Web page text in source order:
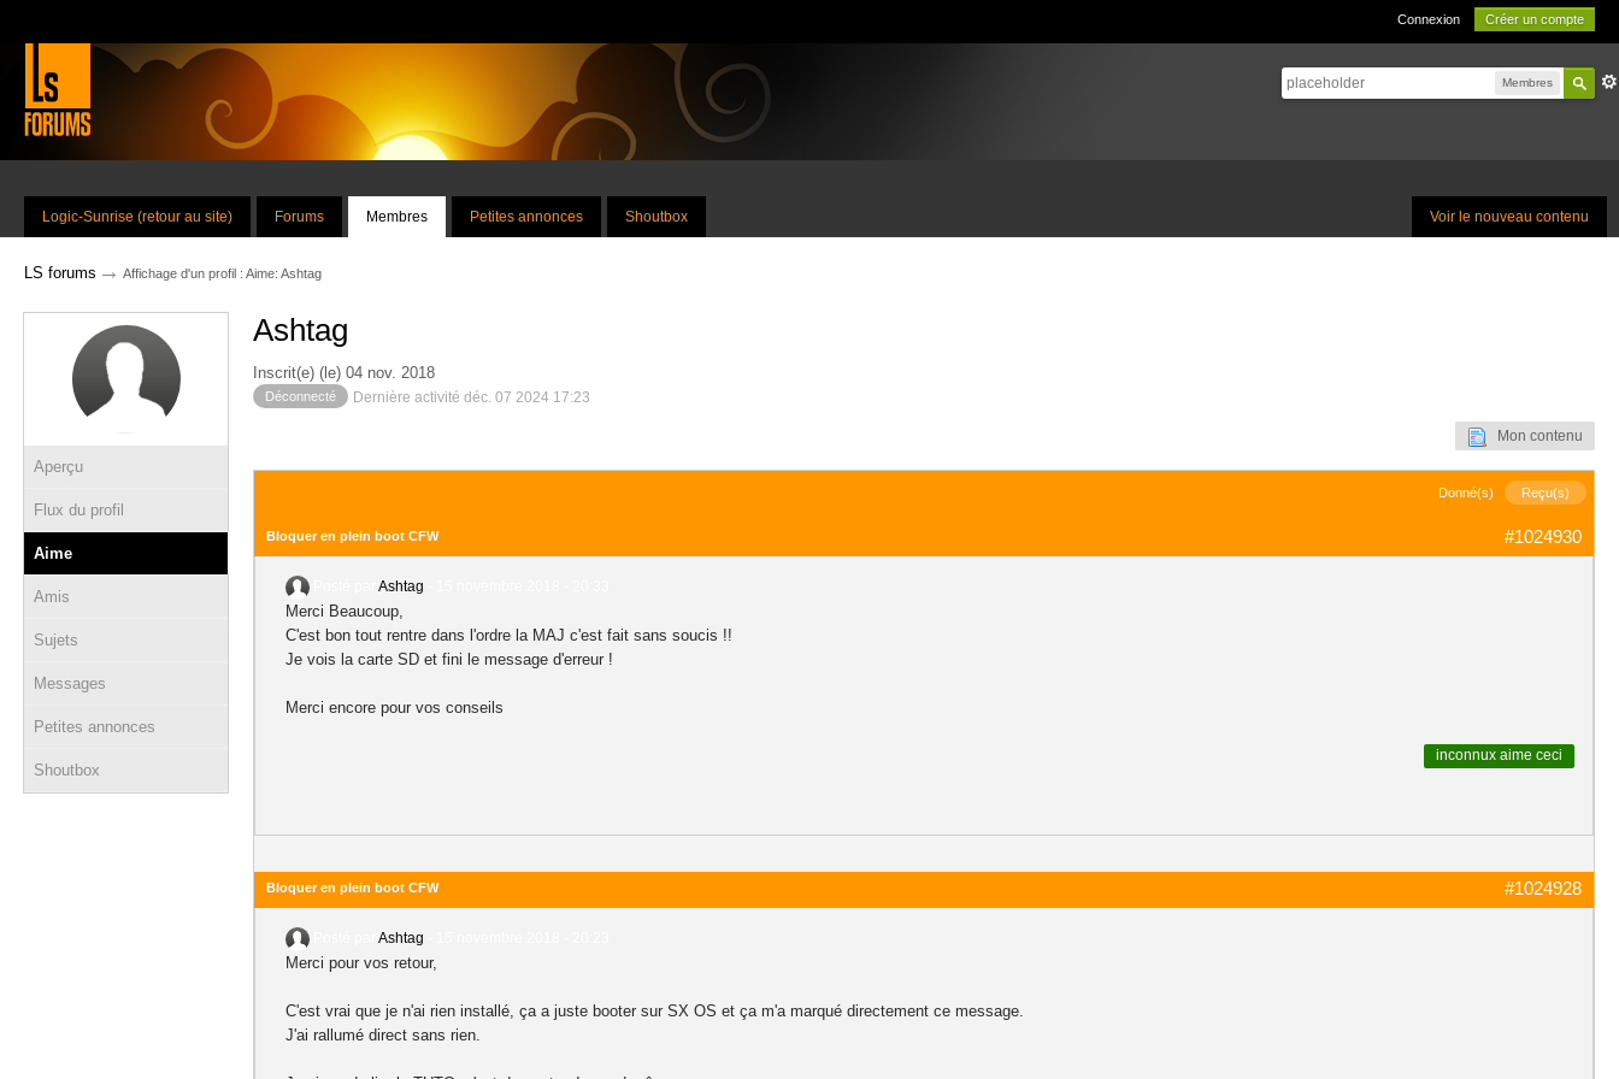
Connexion Créer un compte
Membres
Voir le nouveau contenu
Logic-Sunrise (retour au site) Forums Membres Petites annonces Shoutbox
LS forums → Affichage d'un profil : Aime: Ashtag
Aperçu
Flux du profil
Aime
Amis
Sujets
Messages
Petites annonces
Shoutbox
Ashtag
Inscrit(e) (le) 04 nov. 2018
Déconnecté Dernière activité déc. 07 2024 17:23
Mon contenu
Donné(s) Reçu(s)
#1024930
Bloquer en plein boot CFW
Ashtag
Merci Beaucoup,
C'est bon tout rentre dans l'ordre la MAJ c'est fait sans soucis !!
Je vois la carte SD et fini le message d'erreur !
Merci encore pour vos conseils
inconnux aime ceci
#1024928
Bloquer en plein boot CFW
Ashtag
Merci pour vos retour,
C'est vrai que je n'ai rien installé, ça a juste booter sur SX OS et ça m'a marqué directement ce message.
J'ai rallumé direct sans rien.